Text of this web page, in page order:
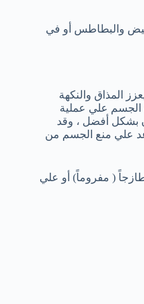
والبطاطس أو في
المذاق والنكهة
الجسم علي عملية
بشكل أفضل ، وقد
علي منع الجسم من
( مفروماً) أو علي